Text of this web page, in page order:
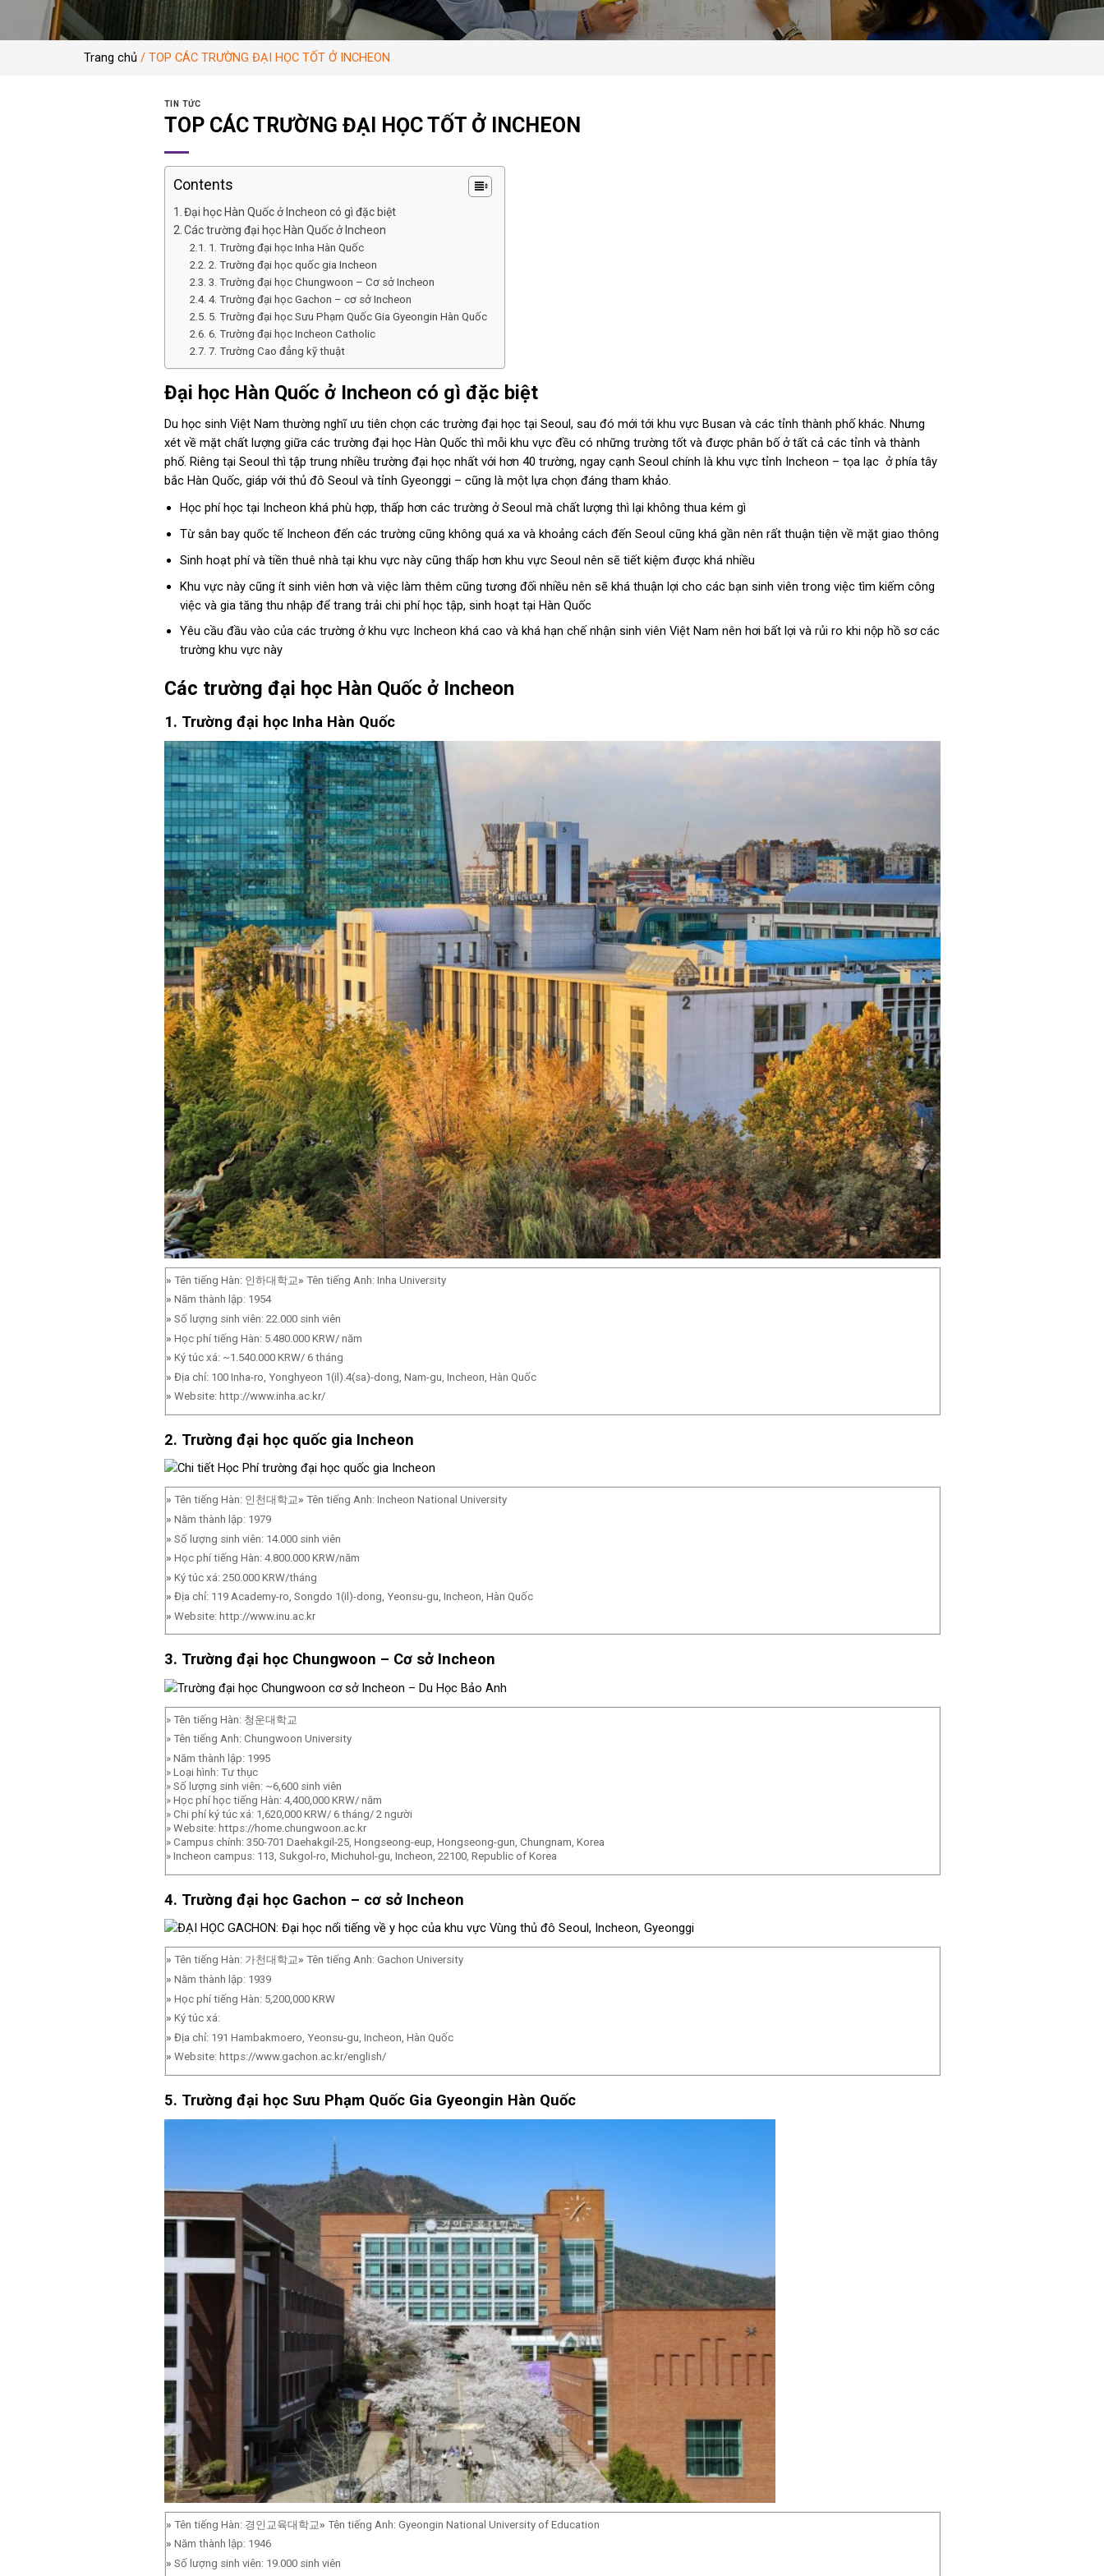
Trang chủ / TOP CÁC TRƯỜNG ĐẠI HỌC TỐT Ở INCHEON
TIN TỨC
TOP CÁC TRƯỜNG ĐẠI HỌC TỐT Ở INCHEON
Contents
Đại học Hàn Quốc ở Incheon có gì đặc biệt
Các trường đại học Hàn Quốc ở Incheon
1. Trường đại học Inha Hàn Quốc
2. Trường đại học quốc gia Incheon
3. Trường đại học Chungwoon – Cơ sở Incheon
4. Trường đại học Gachon – cơ sở Incheon
5. Trường đại học Sưu Phạm Quốc Gia Gyeongin Hàn Quốc
6. Trường đại học Incheon Catholic
7. Trường Cao đẳng kỹ thuật
Đại học Hàn Quốc ở Incheon có gì đặc biệt
Du học sinh Việt Nam thường nghĩ ưu tiên chọn các trường đại học tại Seoul, sau đó mới tới khu vực Busan và các tỉnh thành phố khác. Nhưng
xét về mặt chất lượng giữa các trường đại học Hàn Quốc thì mỗi khu vực đều có những trường tốt và được phân bố ở tất cả các tỉnh và thành
phố. Riêng tại Seoul thì tập trung nhiều trường đại học nhất với hơn 40 trường, ngay cạnh Seoul chính là khu vực tỉnh Incheon – tọa lạc ở phía tây
bắc Hàn Quốc, giáp với thủ đô Seoul và tỉnh Gyeonggi – cũng là một lựa chọn đáng tham khảo.
Học phí học tại Incheon khá phù hợp, thấp hơn các trường ở Seoul mà chất lượng thì lại không thua kém gì
Từ sân bay quốc tế Incheon đến các trường cũng không quá xa và khoảng cách đến Seoul cũng khá gần nên rất thuận tiện về mặt giao thông
Sinh hoạt phí và tiền thuê nhà tại khu vực này cũng thấp hơn khu vực Seoul nên sẽ tiết kiệm được khá nhiều
Khu vực này cũng ít sinh viên hơn và việc làm thêm cũng tương đối nhiều nên sẽ khá thuận lợi cho các bạn sinh viên trong việc tìm kiếm công
việc và gia tăng thu nhập để trang trải chi phí học tập, sinh hoạt tại Hàn Quốc
Yêu cầu đầu vào của các trường ở khu vực Incheon khá cao và khá hạn chế nhận sinh viên Việt Nam nên hơi bất lợi và rủi ro khi nộp hồ sơ các
trường khu vực này
Các trường đại học Hàn Quốc ở Incheon
1. Trường đại học Inha Hàn Quốc
» Tên tiếng Hàn: 인하대학교» Tên tiếng Anh: Inha University
» Năm thành lập: 1954
» Số lượng sinh viên: 22.000 sinh viên
» Học phí tiếng Hàn: 5.480.000 KRW/ năm
» Ký túc xá: ~1.540.000 KRW/ 6 tháng
» Địa chỉ: 100 Inha-ro, Yonghyeon 1(il).4(sa)-dong, Nam-gu, Incheon, Hàn Quốc
» Website: http://www.inha.ac.kr/
2. Trường đại học quốc gia Incheon
» Tên tiếng Hàn: 인천대학교» Tên tiếng Anh: Incheon National University
» Năm thành lập: 1979
» Số lượng sinh viên: 14.000 sinh viên
» Học phí tiếng Hàn: 4.800.000 KRW/năm
» Ký túc xá: 250.000 KRW/tháng
» Địa chỉ: 119 Academy-ro, Songdo 1(il)-dong, Yeonsu-gu, Incheon, Hàn Quốc
» Website: http://www.inu.ac.kr
3. Trường đại học Chungwoon – Cơ sở Incheon
» Tên tiếng Hàn: 청운대학교
» Tên tiếng Anh: Chungwoon University
» Năm thành lập: 1995
» Loại hình: Tư thục
» Số lượng sinh viên: ~6,600 sinh viên
» Học phí học tiếng Hàn: 4,400,000 KRW/ năm
» Chi phí ký túc xá: 1,620,000 KRW/ 6 tháng/ 2 người
» Website: https://home.chungwoon.ac.kr
» Campus chính: 350-701 Daehakgil-25, Hongseong-eup, Hongseong-gun, Chungnam, Korea
» Incheon campus: 113, Sukgol-ro, Michuhol-gu, Incheon, 22100, Republic of Korea
4. Trường đại học Gachon – cơ sở Incheon
» Tên tiếng Hàn: 가천대학교» Tên tiếng Anh: Gachon University
» Năm thành lập: 1939
» Học phí tiếng Hàn: 5,200,000 KRW
» Ký túc xá:
» Địa chỉ: 191 Hambakmoero, Yeonsu-gu, Incheon, Hàn Quốc
» Website: https://www.gachon.ac.kr/english/
5. Trường đại học Sưu Phạm Quốc Gia Gyeongin Hàn Quốc
» Tên tiếng Hàn: 경인교육대학교» Tên tiếng Anh: Gyeongin National University of Education
» Năm thành lập: 1946
» Số lượng sinh viên: 19.000 sinh viên